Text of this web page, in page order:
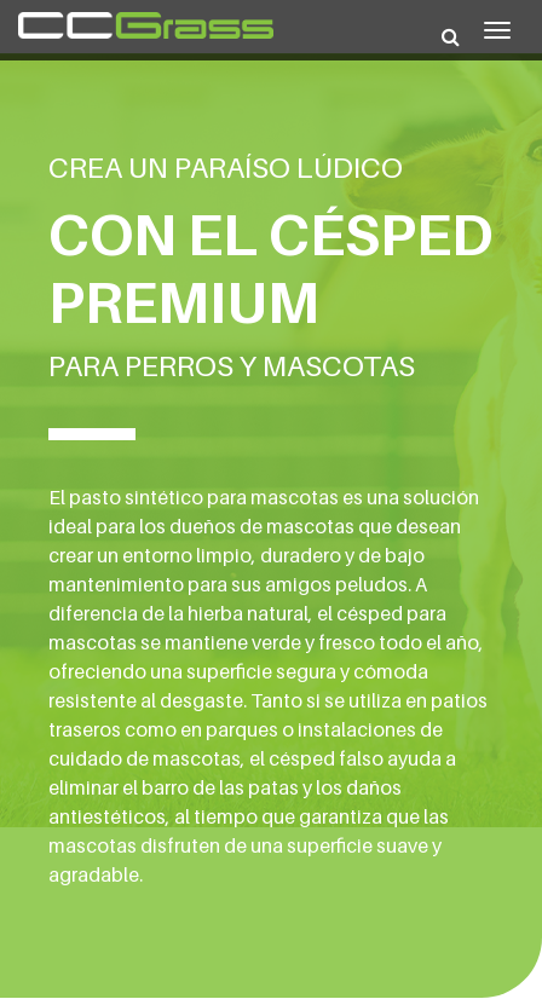
CREA UN PARAÍSO LÚDICO
CON EL CÉSPED
PREMIUM
PARA PERROS Y MASCOTAS
El pasto sintético para mascotas es una solución
ideal para los dueños de mascotas que desean
crear un entorno limpio, duradero y de bajo
mantenimiento para sus amigos peludos. A
diferencia de la hierba natural, el césped para
mascotas se mantiene verde y fresco todo el año,
ofreciendo una superficie segura y cómoda
resistente al desgaste. Tanto si se utiliza en patios
traseros como en parques o instalaciones de
cuidado de mascotas, el césped falso ayuda a
eliminar el barro de las patas y los daños
antiestéticos, al tiempo que garantiza que las
mascotas disfruten de una superficie suave y
agradable.